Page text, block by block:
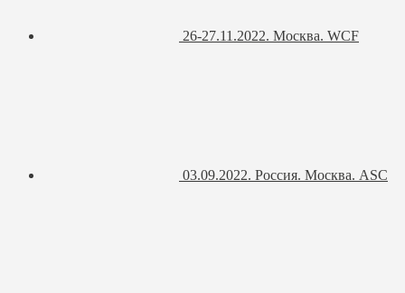
26-27.11.2022. Москва. WCF
03.09.2022. Россия. Москва. ASC